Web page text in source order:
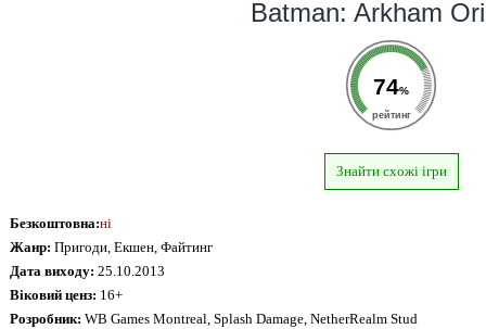
Batman: Arkham
74%
рейтинг
Знайти схожі ігри
Безкоштовна:ні
Жанр: Пригоди, Екшен, Файтинг
Дата виходу: 25.10.2013
Віковий ценз: 16+
Розробник: WB Games Montreal, Splash Damage, NetherRealm Stud